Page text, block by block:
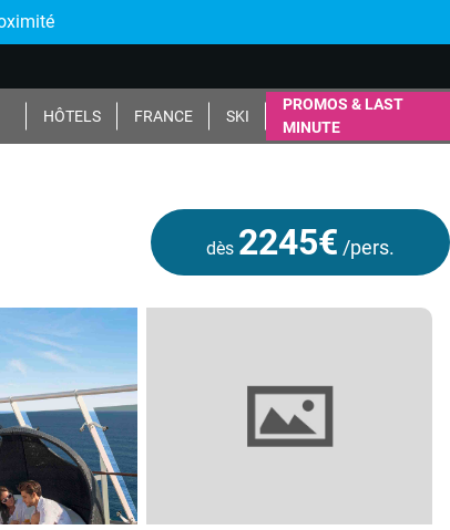
HÔTELS FRANCE SKI
PROMOS & LAST
MINUTE
dès 2245€ /pers.